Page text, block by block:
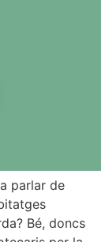
parlar de
Bé, doncs